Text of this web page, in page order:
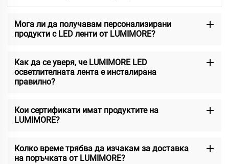
Мога ли да получавам персонализирани
продукти с LED ленти от LUMIMORE?
Как да се уверя, че LUMIMORE LED
осветлителната лента е инсталирана
правилно?
Кои сертификати имат продуктите на
LUMIMORE?
Колко време трябва да изчакам за доставка
на поръчката от LUMIMORE?